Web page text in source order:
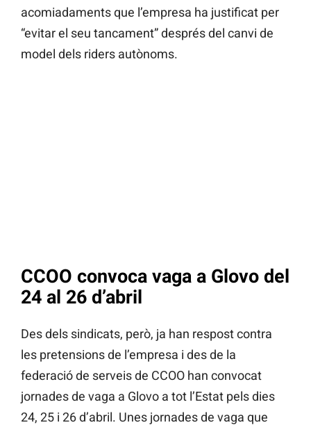
acomiadaments que l’empresa ha justificat per
“evitar el seu tancament” després del canvi de
model dels riders autònoms.
CCOO convoca vaga a Glovo del
24 al 26 d’abril
Des dels sindicats, però, ja han respost contra
les pretensions de l’empresa i des de la
federació de serveis de CCOO han convocat
jornades de vaga a Glovo a tot l’Estat pels dies
24, 25 i 26 d’abril. Unes jornades de vaga que